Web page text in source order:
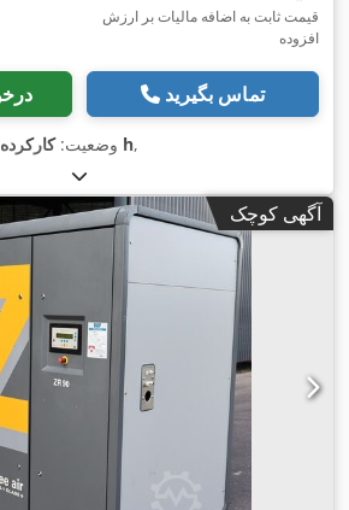
قیمت ثابت به اضافه مالیات بر ارزش
افزوده
تماس بگیرید
وضعیت:کارکرده ۱٬۶۵۵ h,
آگهی کوچک